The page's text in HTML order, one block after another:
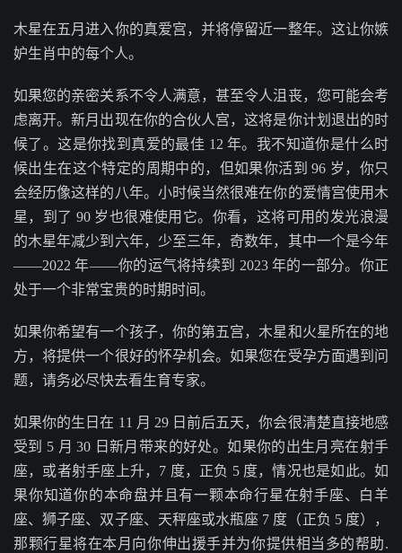
木星在五月进入你的真爱宫，并将停留近一整年。这让你嫉
妒生肖中的每个人。
如果您的亲密关系不令人满意，甚至令人沮丧，您可能会考
虑离开。新月出现在你的合伙人宫，这将是你计划退出的时
候了。这是你找到真爱的最佳 12 年。我不知道你是什么时
候出生在这个特定的周期中的，但如果你活到 96 岁，你只
会经历像这样的八年。小时候当然很难在你的爱情宫使用木
星，到了 90 岁也很难使用它。你看，这将可用的发光浪漫
的木星年减少到六年，少至三年，奇数年，其中一个是今年
——2022 年——你的运气将持续到 2023 年的一部分。你正
处于一个非常宝贵的时期时间。
如果你希望有一个孩子，你的第五宫，木星和火星所在的地
方，将提供一个很好的怀孕机会。如果您在受孕方面遇到问
题，请务必尽快去看生育专家。
如果你的生日在 11 月 29 日前后五天，你会很清楚直接地感
受到 5 月 30 日新月带来的好处。如果你的出生月亮在射手
座，或者射手座上升，7 度，正负 5 度，情况也是如此。如
果你知道你的本命盘并且有一颗本命行星在射手座、白羊
座、狮子座、双子座、天秤座或水瓶座 7 度（正负 5 度），
那颗行星将在本月向你伸出援手并为你提供相当多的帮助.